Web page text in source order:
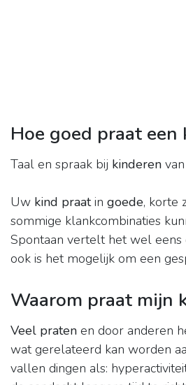
Hoe goed praat een
Taal en spraak bij kinderen
Uw kind praatin goede, korte
sommige klankcombinaties
Spontaan vertelt het wel eens
ook is het mogelijk om een
Waarom praat mijn
Veel praten en door anderen
wat gerelateerd kan worden
vallen dingen als: